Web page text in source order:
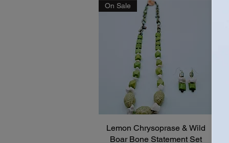
Aperçu rapide
On Sale
Lemon Chrysoprase & Wild
Boar Bone Statement Set